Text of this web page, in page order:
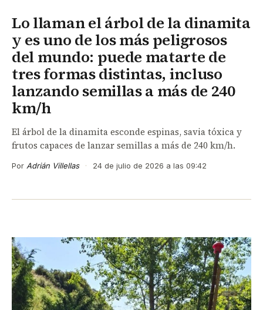
Lo llaman el árbol de la dinamita
y es uno de los más peligrosos
del mundo: puede matarte de
tres formas distintas, incluso
lanzando semillas a más de 240
km/h
El árbol de la dinamita esconde espinas, savia tóxica y
frutos capaces de lanzar semillas a más de 240 km/h.
Por Adrián Villellas · 24 de julio de 2026 a las 09:42